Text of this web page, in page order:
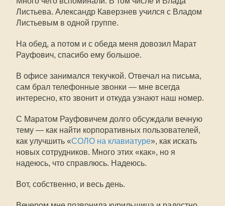
Листьева. Александр Каверзнев учился с Владом
Листьевым в одной группе.
На обед, а потом и с обеда меня довозил Марат
Рауфович, спасибо ему большое.
В офисе занимался текучкой. Отвечал на письма,
сам брал телефонные звонки — мне всегда
интересно, кто звонит и откуда узнают наш номер.
С Маратом Рауфовичем долго обсуждали вечную
тему — как найти корпоративных пользователей,
как улучшить «СОЛО на клавиатуре», как искать
новых сотрудников. Много этих «как», но я
надеюсь, что справлюсь. Надеюсь.
Вот, собственно, и весь день.